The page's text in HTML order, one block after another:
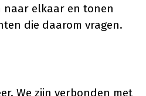
naar elkaar en tonen
die daarom vragen.
We zijn verbonden met